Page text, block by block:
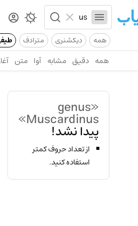
همه دیکشنری مترادف
همه دقیق مشابه آوا متن
«genus
Muscardinus»
پیدا نشد!
از تعداد حروف کمتر
استفاده کنید.